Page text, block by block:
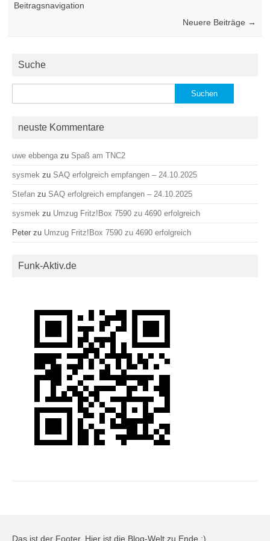
Beitragsnavigation
Neuere Beiträge →
Suche
nach:
neuste Kommentare
uwe ebbenga zu Spaß am TNC2
sysmek zu SAQ erfolgreich empfangen – 24.10.2025
Stefan zu SAQ erfolgreich empfangen – 24.10.2025
sysmek zu Umzug Fritz!Box 7590 zu 4690 erfolgreich
Peter zu Umzug Fritz!Box 7590 zu 4690 erfolgreich
Funk-Aktiv.de
Das ist der Footer. Hier ist die Blog-Welt zu Ende :)